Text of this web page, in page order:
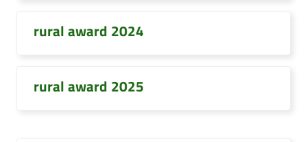
rural award 2024
rural award 2025